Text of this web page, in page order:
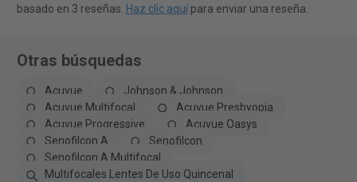
basado en 3 reseñas. Haz clic aquípara enviar una reseña.
Otras búsquedas
Acuvue
Johnson & Johnson
Acuvue Multifocal
Acuvue Presbyopia
Acuvue Progressive
Acuvue Oasys
Senofilcon A
Senofilcon
Senofilcon A Multifocal
Multifocales Lentes De Uso Quincenal